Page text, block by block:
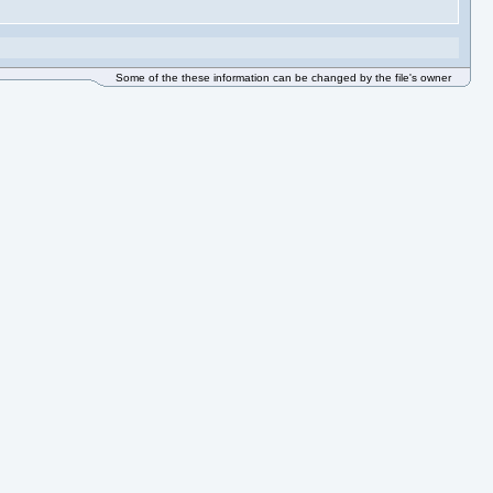
Some of the these information can be changed by the file's owner